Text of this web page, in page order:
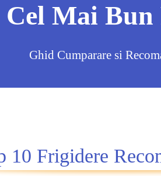
Cel Mai
Ghid Cumparare si
10 Frigidere